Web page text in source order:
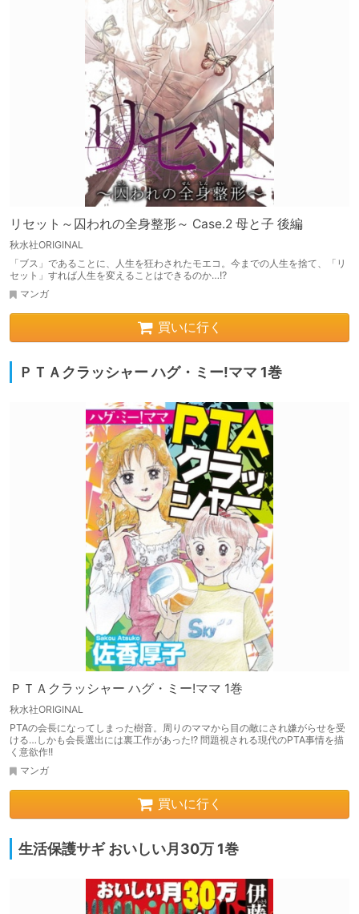
リセット～囚われの全身整形～ Case.2 母と子 後編
秋水社ORIGINAL
「ブス」であることに、人生を狂わされたモエコ。今までの人生を捨て、「リ
セット」すれば人生を変えることはできるのか…!?
マンガ
買いに行く
ＰＴＡクラッシャー ハグ・ミー!ママ 1巻
ＰＴＡクラッシャー ハグ・ミー!ママ 1巻
秋水社ORIGINAL
PTAの会長になってしまった樹音。周りのママから目の敵にされ嫌がらせを受
ける…しかも会長選出には裏工作があった!? 問題視される現代のPTA事情を描
く意欲作!!
マンガ
買いに行く
生活保護サギ おいしい月30万 1巻